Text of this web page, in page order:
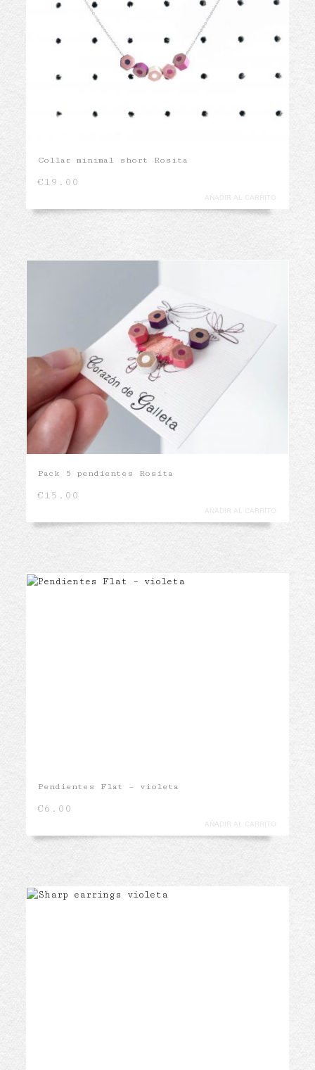
Collar minimal short Rosita
€19.00
Pack 5 pendientes Rosita
€15.00
Pendientes Flat – violeta
€6.00